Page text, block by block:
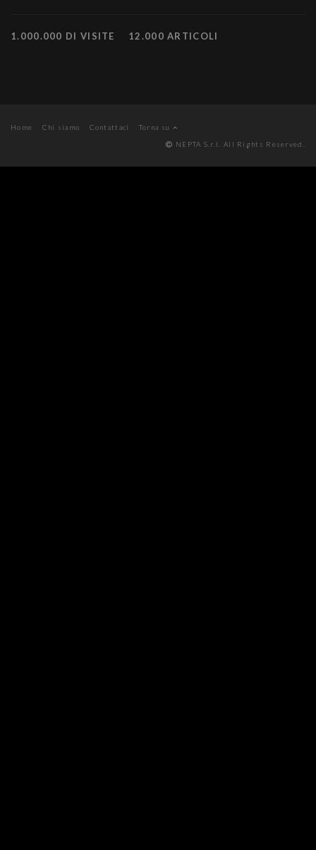
1.000.000 DI VISITE 12.000 ARTICOLI
Home Chi siamo Contattaci
Torna su
NEPTA S.r.l. All Rights Reserved.